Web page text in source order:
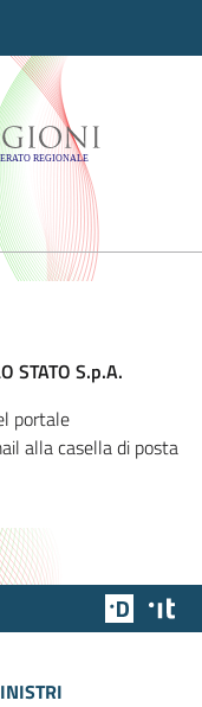
-
STATO S.p.A.
portale
alla casella di posta
Team